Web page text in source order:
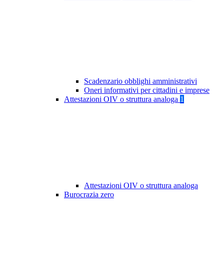
Scadenzario obblighi amministrativi
Oneri informativi per cittadini e imprese
Attestazioni OIV o struttura analoga 1
Attestazioni OIV o struttura analoga
Burocrazia zero